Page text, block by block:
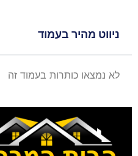
ניווט מהיר בעמוד
לא נמצאו כותרות בעמוד זה